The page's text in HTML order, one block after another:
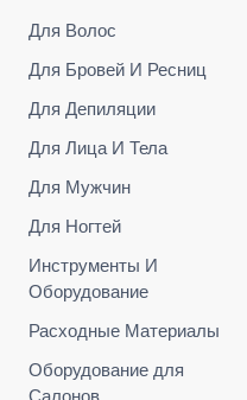
Для Волос
Для Бровей И Ресниц
Для Депиляции
Для Лица И Тела
Для Мужчин
Для Ногтей
Инструменты И
Оборудование
Расходные Материалы
Оборудование для
Салонов